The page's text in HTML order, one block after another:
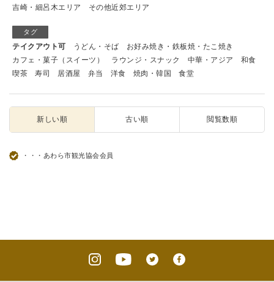
吉崎・細呂木エリア
その他近郊エリア
タグ
テイクアウト可 うどん・そば
お好み焼き・鉄板焼・たこ焼き
カフェ・菓子（スイーツ）
ラウンジ・スナック 中華・アジア
和食
喫茶
寿司 居酒屋 弁当 洋食 焼肉・韓国 食堂
新しい順 古い順 閲覧数順
・・・あわら市観光協会会員